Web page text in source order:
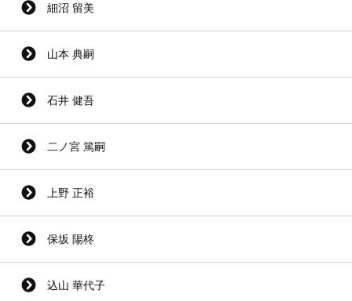
細沼 留美
山本 典嗣
石井 健吾
二ノ宮 篤嗣
上野 正裕
保坂 陽柊
込山 華代子